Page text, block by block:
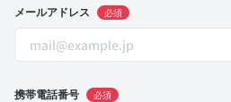
メールアドレス 必須
携帯電話番号 必須